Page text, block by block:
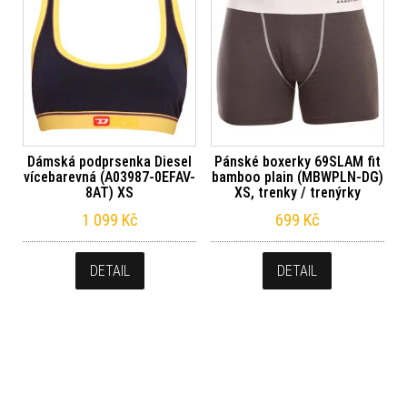
Dámská podprsenka Diesel
vícebarevná (A03987-0EFAV-
8AT) XS
1 099 Kč
DETAIL
Pánské boxerky 69SLAM fit
bamboo plain (MBWPLN-DG)
XS, trenky / trenýrky
699 Kč
DETAIL